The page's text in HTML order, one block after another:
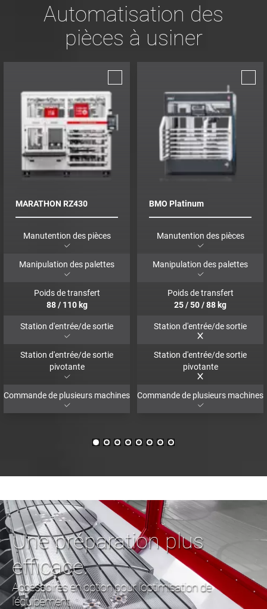
Automatisation des
pièces à usiner
MARATHON RZ430
Manutention des pièces
Manipulation des palettes
Poids de transfert
88 / 110 kg
Station d'entrée/de sortie
Station d'entrée/de sortie
pivotante
Commande de plusieurs machines
BMO Platinum
Manutention des pièces
Manipulation des palettes
Poids de transfert
25/50/88 kg
Station d'entrée/de sortie
Station d'entrée/de sortie
pivotante
Commande de plusieurs machines
Une préparation plus
efficace.
Accessoires en option pour l'optimisation de
l'équipement.